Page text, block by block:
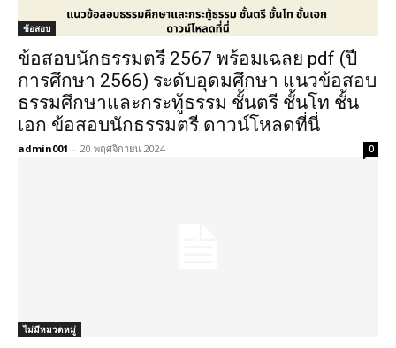
ข้อสอบ
ข้อสอบนักธรรมตรี 2567 พร้อมเฉลย pdf (ปี
การศึกษา 2566) ระดับอุดมศึกษา แนวข้อสอบ
ธรรมศึกษาและกระทู้ธรรม ชั้นตรี ชั้นโท ชั้น
เอก ข้อสอบนักธรรมตรี ดาวน์โหลดที่นี่
admin001 - 20 พฤศจิกายน 2024 0
ไม่มีหมวดหมู่